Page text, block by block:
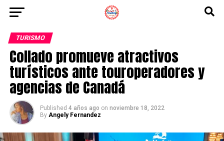
TURISMO
Collado promueve atractivos
turísticos ante touroperadores y
agencias de Canadá
Published 4 años ago on noviembre 18, 2022
By Angely Fernandez